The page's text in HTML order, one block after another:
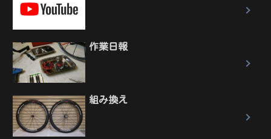
作業日報
組み換え